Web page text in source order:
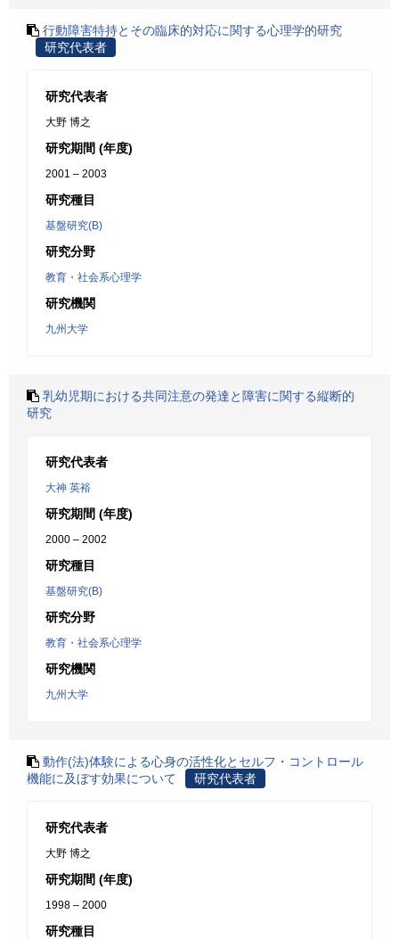
行動障害特持とその臨床的対応に関する心理学的研究
研究代表者
研究代表者
大野 博之
研究期間 (年度)
2001 – 2003
研究種目
基盤研究(B)
研究分野
教育・社会系心理学
研究機関
九州大学
乳幼児期における共同注意の発達と障害に関する縦断的
研究
研究代表者
大神 英裕
研究期間 (年度)
2000 – 2002
研究種目
基盤研究(B)
研究分野
教育・社会系心理学
研究機関
九州大学
動作(法)体験による心身の活性化とセルフ・コントロール
機能に及ぼす効果について
研究代表者
研究代表者
大野 博之
研究期間 (年度)
1998 – 2000
研究種目